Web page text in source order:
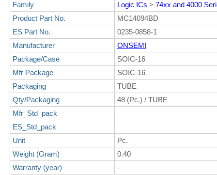
Family
Logic ICs > 74xx and 4000
Product Part No.
MC14094BD
ES Part No.
0235-0858-1
Manufacturer
ONSEMI
Package/Case
SOIC-16
Mfr Package
SOIC-16
Packaging
TUBE
Qty/Packaging
48 (Pc.) / TUBE
Mfr_Std_pack
ES_Std_pack
Unit
Pc.
Weight (Gram)
0.40
Warranty (year)
-